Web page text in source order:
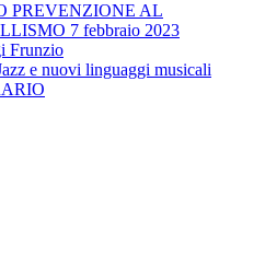
PREVENZIONE AL
7 febbraio 2023
Frunzio
e nuovi linguaggi musicali